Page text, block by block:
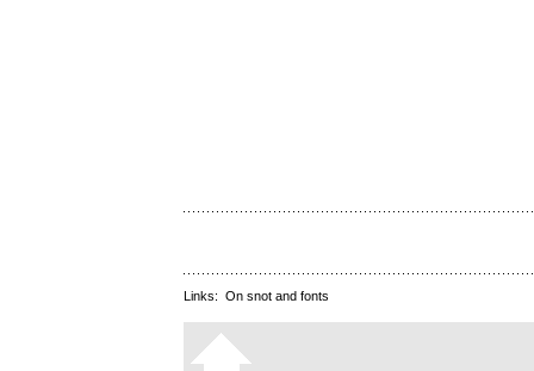
Links: On snot and fonts